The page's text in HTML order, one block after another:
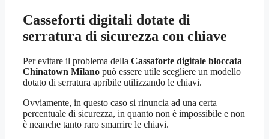
Casseforti digitali dotate di
serratura di sicurezza con chiave
Per evitare il problema della Cassaforte digitale bloccata
Chinatown Milano può essere utile scegliere un modello
dotato di serratura apribile utilizzando le chiavi.
Ovviamente, in questo caso si rinuncia ad una certa
percentuale di sicurezza, in quanto non è impossibile e non
è neanche tanto raro smarrire le chiavi.